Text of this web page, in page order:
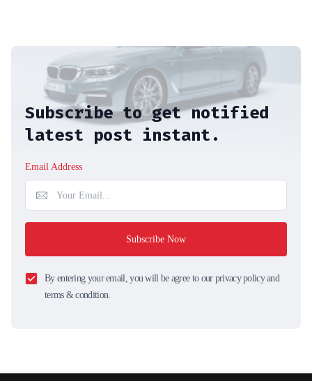
Subscribe to get notified
latest post instant.
Email Address
Subscribe Now
By entering your email, you will be agree to our privacy policy and
terms & condition.